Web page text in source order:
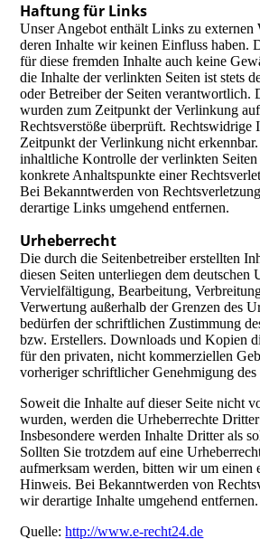
Haftung für Links
Unser Angebot enthält Links zu externen
deren Inhalte wir keinen Einfluss haben.
für diese fremden Inhalte auch keine
die Inhalte der verlinkten Seiten ist stets
oder Betreiber der Seiten verantwortlich.
wurden zum Zeitpunkt der Verlinkung
Rechtsverstöße überprüft. Rechtswidrige
Zeitpunkt der Verlinkung nicht
inhaltliche Kontrolle der verlinkten Seiten
konkrete Anhaltspunkte einer
Bei Bekanntwerden von
derartige Links umgehend entfernen.
Urheberrecht
Die durch die Seitenbetreiber erstellten
diesen Seiten unterliegen dem deutschen
Vervielfältigung, Bearbeitung,
Verwertung außerhalb der Grenzen des
bedürfen der schriftlichen Zustimmung
bzw. Erstellers. Downloads und Kopien
für den privaten, nicht kommerziellen
vorheriger schriftlicher Genehmigung des
Soweit die Inhalte auf dieser Seite nicht
wurden, werden die Urheberrechte Dritter
Insbesondere werden Inhalte Dritter als
Sollten Sie trotzdem auf eine
aufmerksam werden, bitten wir um einen
Hinweis. Bei Bekanntwerden von
wir derartige Inhalte umgehend entfernen.
Quelle:http://www.e-recht24.de